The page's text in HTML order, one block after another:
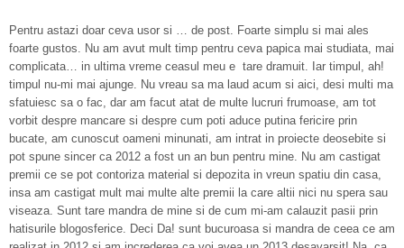
Pentru astazi doar ceva usor si … de post. Foarte simplu si mai ales
foarte gustos. Nu am avut mult timp pentru ceva papica mai studiata, mai
complicata… in ultima vreme ceasul meu e tare dramuit. Iar timpul, ah!
timpul nu-mi mai ajunge. Nu vreau sa ma laud acum si aici, desi multi ma
sfatuiesc sa o fac, dar am facut atat de multe lucruri frumoase, am tot
vorbit despre mancare si despre cum poti aduce putina fericire prin
bucate, am cunoscut oameni minunati, am intrat in proiecte deosebite si
pot spune sincer ca 2012 a fost un an bun pentru mine. Nu am castigat
premii ce se pot contoriza material si depozita in vreun spatiu din casa,
insa am castigat mult mai multe alte premii la care altii nici nu spera sau
viseaza. Sunt tare mandra de mine si de cum mi-am calauzit pasii prin
hatisurile blogosferice. Deci Da! sunt bucuroasa si mandra de ceea ce am